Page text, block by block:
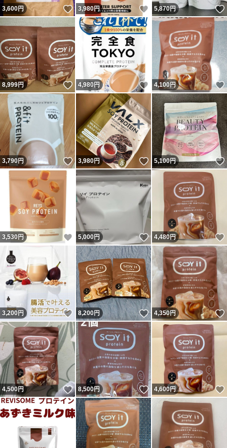
3,600円 いいね！
3,980円 いいね！
5,870円
8,999円 いいね！
4,980 円 いいね！
4,100円
3,790円 いいね！
3,980円 いいね！
5,100円
3,530円 いいね！
5,000円 いいね！
4,480円
3,200円 いいね！
8,200円 いいね！
4,350円
4,500円 いいね！
8,500円 いいね！
4,600円